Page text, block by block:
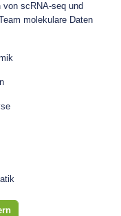
von scRNA-seq und
molekulare Daten